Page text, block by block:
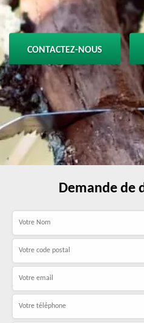
CONTACTEZ-NOUS
Demande de